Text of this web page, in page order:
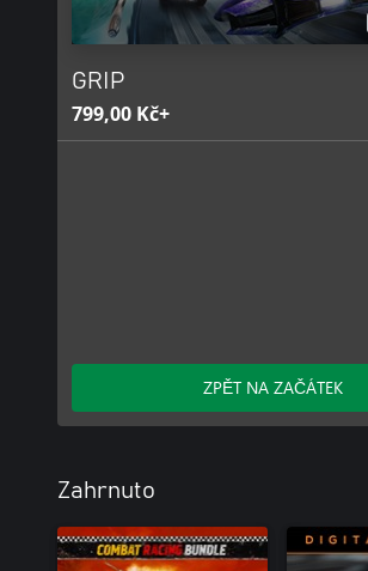
GRIP
799,00 Kč+
ZPĚT NA ZAČÁTEK
Zahrnuto